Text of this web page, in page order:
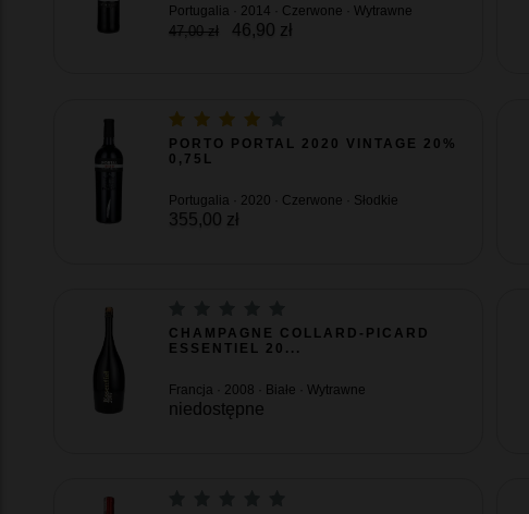
Portugalia · 2014 · Czerwone · Wytrawne
47,00 zł 46,90 zł
PORTO PORTAL 2020 VINTAGE 20%
0,75L
Portugalia · 2020 · Czerwone · Słodkie
355,00 zł
CHAMPAGNE COLLARD-PICARD
ESSENTIEL 20...
Francja · 2008 · Białe · Wytrawne
niedostępne